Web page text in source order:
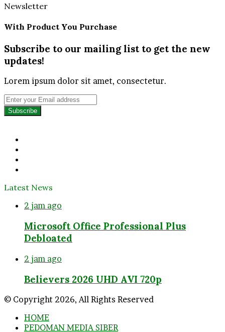
Newsletter
With Product You Purchase
Subscribe to our mailing list to get the new
updates!
Lorem ipsum dolor sit amet, consectetur.
Enter
your
Email
Latest News
2 jam ago
Microsoft Office Professional Plus
Debloated
2 jam ago
Believers 2026 UHD AVI 720p
© Copyright 2026, All Rights Reserved
HOME
PEDOMAN MEDIA SIBER